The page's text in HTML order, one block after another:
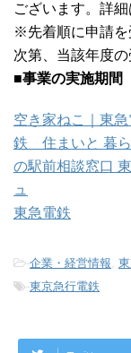
ございます。詳細
※先着順に申請を
次第、当該年度の
■事業の実施期間
空き家ねこ｜東
鉄 住まいと 暮ら
の駅前相談窓口
ュ
東急電鉄
-企業・経営情報,
-東京急行電鉄